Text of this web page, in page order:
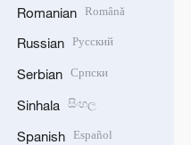
Romanian Română
Russian Русский
Serbian Српски
Sinhala සිංහල
Spanish Español